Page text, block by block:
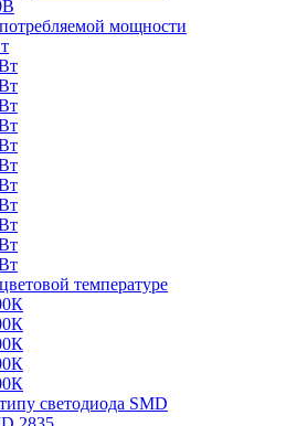
мощности
температуре
светодиода SMD